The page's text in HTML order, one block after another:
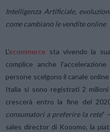
Intelligenza Artificiale,
come cambiano le vendite online
L’ecommerce sta vivendo la
complice anche
persone scelgono il canale
Italia si sono registrati 2
crescerà entro la fine del
consumatori a preferire la rete”
sales director di Kooomo, la